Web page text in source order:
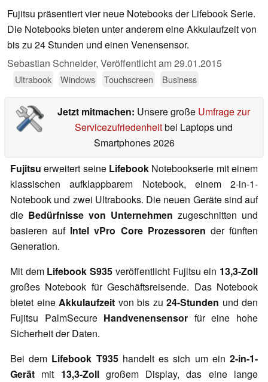
Fujitsu präsentiert vier neue Notebooks der Lifebook Serie.
Die Notebooks bieten unter anderem eine Akkulaufzeit von
bis zu 24 Stunden und einen Venensensor.
Sebastian Schneider, Veröffentlicht am29.01.2015
Ultrabook Windows Touchscreen Business
Jetzt mitmachen: Unsere große Umfrage zur
Servicezufriedenheitbei Laptops und
Smartphones 2026
Fujitsuerweitert seine Lifebook Notebookserie mit einem
klassischen aufklappbarem Notebook, einem 2-in-1-
Notebook und zwei Ultrabooks. Die neuen Geräte sind auf
die Bedürfnisse von Unternehmen zugeschnitten und
basieren auf Intel vPro Core Prozessoren der fünften
Generation.
Mit dem Lifebook S935 veröffentlicht Fujitsu ein 13,3-Zoll
großes Notebook für Geschäftsreisende. Das Notebook
bietet eine Akkulaufzeit von bis zu 24-Stunden und den
Fujitsu PalmSecure Handvenensensor für eine hohe
Sicherheit der Daten.
Bei dem Lifebook T935 handelt es sich um ein2-in-1-
Gerät mit 13,3-Zoll großem Display, das eine lange